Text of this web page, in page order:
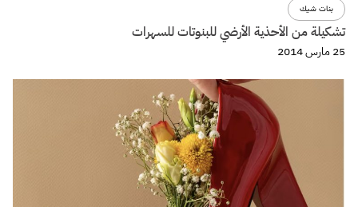
بنات شيك
تشكيلة من الأحذية الأرضي للبنوتات للسهرات
25 مارس 2014